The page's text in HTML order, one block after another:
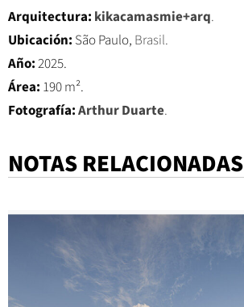
Arquitectura: kikacamasmie+arq.
Ubicación: São Paulo, Brasil.
Año:2025.
Área: 190 m².
Fotografía:Arthur Duarte.
NOTAS RELACIONADAS